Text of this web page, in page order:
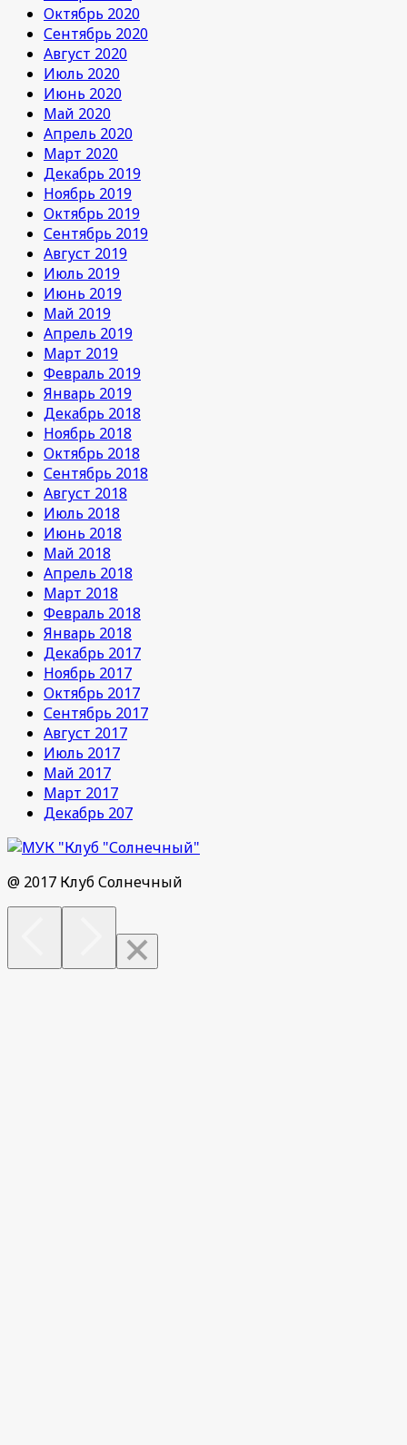
Октябрь 2020
Сентябрь 2020
Август 2020
Июль 2020
Июнь 2020
Май 2020
Апрель 2020
Март 2020
Декабрь 2019
Ноябрь 2019
Октябрь 2019
Сентябрь 2019
Август 2019
Июль 2019
Июнь 2019
Май 2019
Апрель 2019
Март 2019
Февраль 2019
Январь 2019
Декабрь 2018
Ноябрь 2018
Октябрь 2018
Сентябрь 2018
Август 2018
Июль 2018
Июнь 2018
Май 2018
Апрель 2018
Март 2018
Февраль 2018
Январь 2018
Декабрь 2017
Ноябрь 2017
Октябрь 2017
Сентябрь 2017
Август 2017
Июль 2017
Май 2017
Март 2017
Декабрь 207
@ 2017 Клуб Солнечный